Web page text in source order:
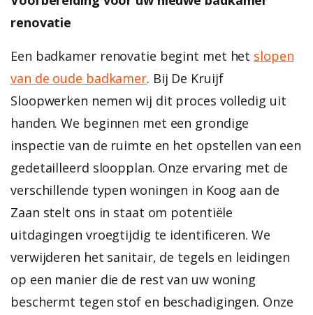
renovatie
Een badkamer renovatie begint met het slopen
van de oude badkamer. Bij De Kruijf
Sloopwerken nemen wij dit proces volledig uit
handen. We beginnen met een grondige
inspectie van de ruimte en het opstellen van een
gedetailleerd sloopplan. Onze ervaring met de
verschillende typen woningen in Koog aan de
Zaan stelt ons in staat om potentiële
uitdagingen vroegtijdig te identificeren. We
verwijderen het sanitair, de tegels en leidingen
op een manier die de rest van uw woning
beschermt tegen stof en beschadigingen. Onze